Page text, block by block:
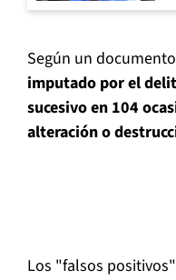
Según un
imputado por el
sucesivo en 104
alteración o
Los "falsos